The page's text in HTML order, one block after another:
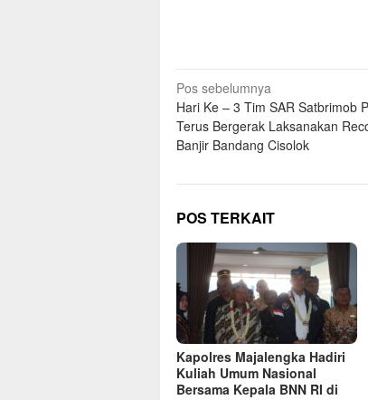
Navigasi
pos
Pos sebelumnya
Hari Ke – 3 Tim SAR Satbrimob
Terus Bergerak Laksanakan
Banjir Bandang Cisolok
POS TERKAIT
Kapolres Majalengka Hadiri
Kuliah Umum Nasional
Bersama Kepala BNN RI di